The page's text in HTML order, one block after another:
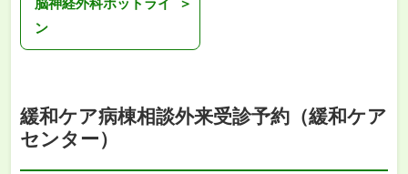
ン
緩和ケア病棟相談外来受診予約（緩和ケア
センター）